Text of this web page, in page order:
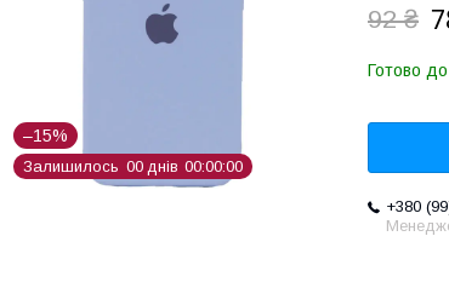
–15%
Залишилось 00 днів 00 00 00
92 ₴
Готово до
+380